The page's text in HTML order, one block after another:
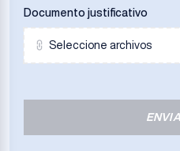
Documento justificativo
Seleccione archivos